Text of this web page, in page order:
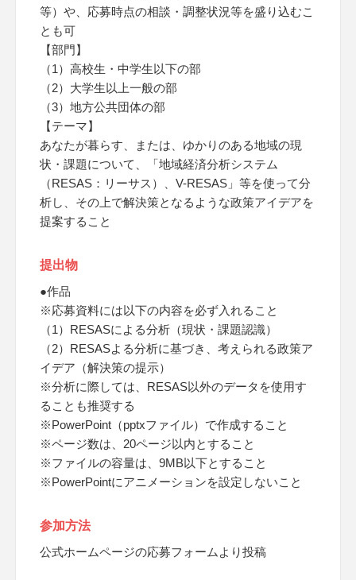
等）や、応募時点の相談・調整状況等を盛り込むこ
とも可
【部門】
（1）高校生・中学生以下の部
（2）大学生以上一般の部
（3）地方公共団体の部
【テーマ】
あなたが暮らす、または、ゆかりのある地域の現
状・課題について、「地域経済分析システム
（RESAS：リーサス）、V-RESAS」等を使って分
析し、その上で解決策となるような政策アイデアを
提案すること
提出物
●作品
※応募資料には以下の内容を必ず入れること
（1）RESASによる分析（現状・課題認識）
（2）RESASよる分析に基づき、考えられる政策ア
イデア（解決策の提示）
※分析に際しては、RESAS以外のデータを使用す
ることも推奨する
※PowerPoint（pptxファイル）で作成すること
※ページ数は、20ページ以内とすること
※ファイルの容量は、9MB以下とすること
※PowerPointにアニメーションを設定しないこと
参加方法
公式ホームページの応募フォームより投稿